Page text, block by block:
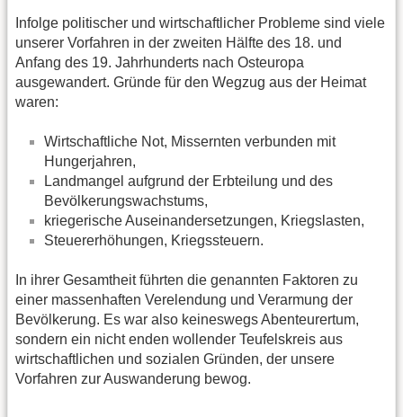
Infolge politischer und wirtschaftlicher Probleme sind viele
unserer Vorfahren in der zweiten Hälfte des 18. und
Anfang des 19. Jahrhunderts nach Osteuropa
ausgewandert. Gründe für den Wegzug aus der Heimat
waren:
Wirtschaftliche Not, Missernten verbunden mit
Hungerjahren,
Landmangel aufgrund der Erbteilung und des
Bevölkerungswachstums,
kriegerische Auseinandersetzungen, Kriegslasten,
Steuererhöhungen, Kriegssteuern.
In ihrer Gesamtheit führten die genannten Faktoren zu
einer massenhaften Verelendung und Verarmung der
Bevölkerung. Es war also keineswegs Abenteurertum,
sondern ein nicht enden wollender Teufelskreis aus
wirtschaftlichen und sozialen Gründen, der unsere
Vorfahren zur Auswanderung bewog.